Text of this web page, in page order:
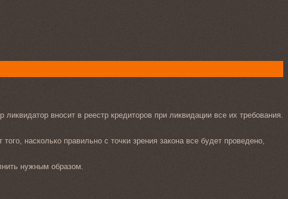
вносит в реестр кредиторов при ликвидации все их требования.
насколько правильно с точки зрения закона все будет проведено,
нужным образом.